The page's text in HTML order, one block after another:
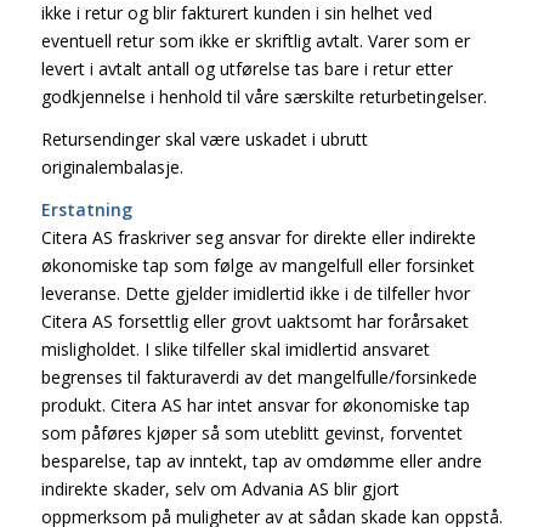
ikke i retur og blir fakturert kunden i sin helhet ved
eventuell retur som ikke er skriftlig avtalt. Varer som er
levert i avtalt antall og utførelse tas bare i retur etter
godkjennelse i henhold til våre særskilte returbetingelser.
Retursendinger skal være uskadet i ubrutt
originalembalasje.
Erstatning
Citera AS fraskriver seg ansvar for direkte eller indirekte
økonomiske tap som følge av mangelfull eller forsinket
leveranse. Dette gjelder imidlertid ikke i de tilfeller hvor
Citera AS forsettlig eller grovt uaktsomt har forårsaket
misligholdet. I slike tilfeller skal imidlertid ansvaret
begrenses til fakturaverdi av det mangelfulle/forsinkede
produkt. Citera AS har intet ansvar for økonomiske tap
som påføres kjøper så som uteblitt gevinst, forventet
besparelse, tap av inntekt, tap av omdømme eller andre
indirekte skader, selv om Advania AS blir gjort
oppmerksom på muligheter av at sådan skade kan oppstå.